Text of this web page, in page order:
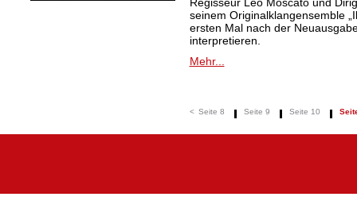
seinem Originalklangensemble
ersten Mal nach der
interpretieren.
Mehr...
< Seite 8 Seite 9 Seite 10